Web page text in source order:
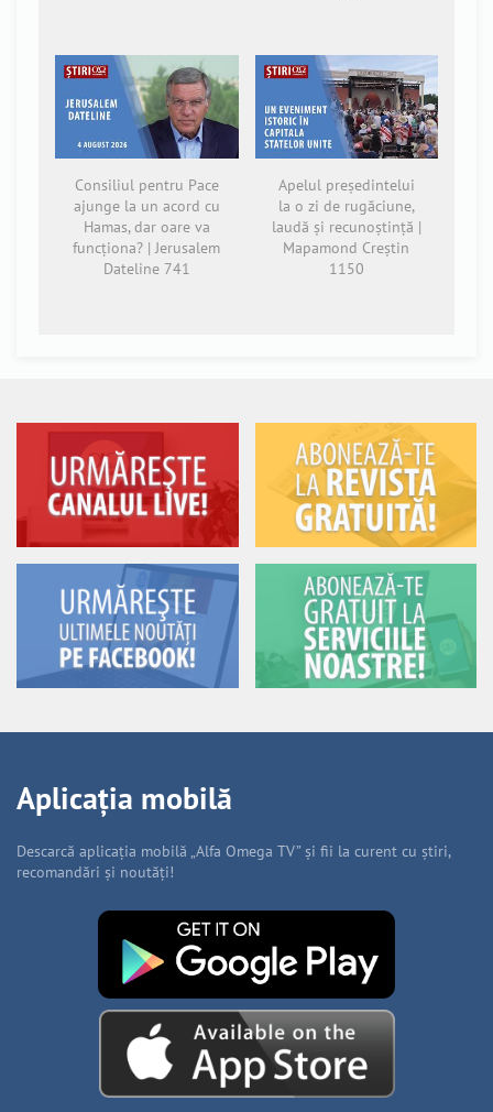
Consiliul pentru Pace
ajunge la un acord cu
Hamas, dar oare va
funcționa? | Jerusalem
Dateline 741
Apelul președintelui
la o zi de rugăciune,
laudă și recunoștință |
Mapamond Creștin
1150
Aplicația mobilă
Descarcă aplicația mobilă „Alfa Omega TV” și fii la curent cu știri,
recomandări și noutăți!